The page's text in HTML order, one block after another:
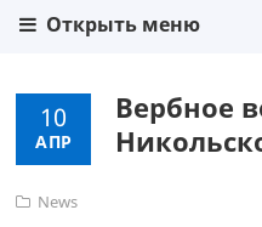
Открыть меню
10
АПР
Вербное
News